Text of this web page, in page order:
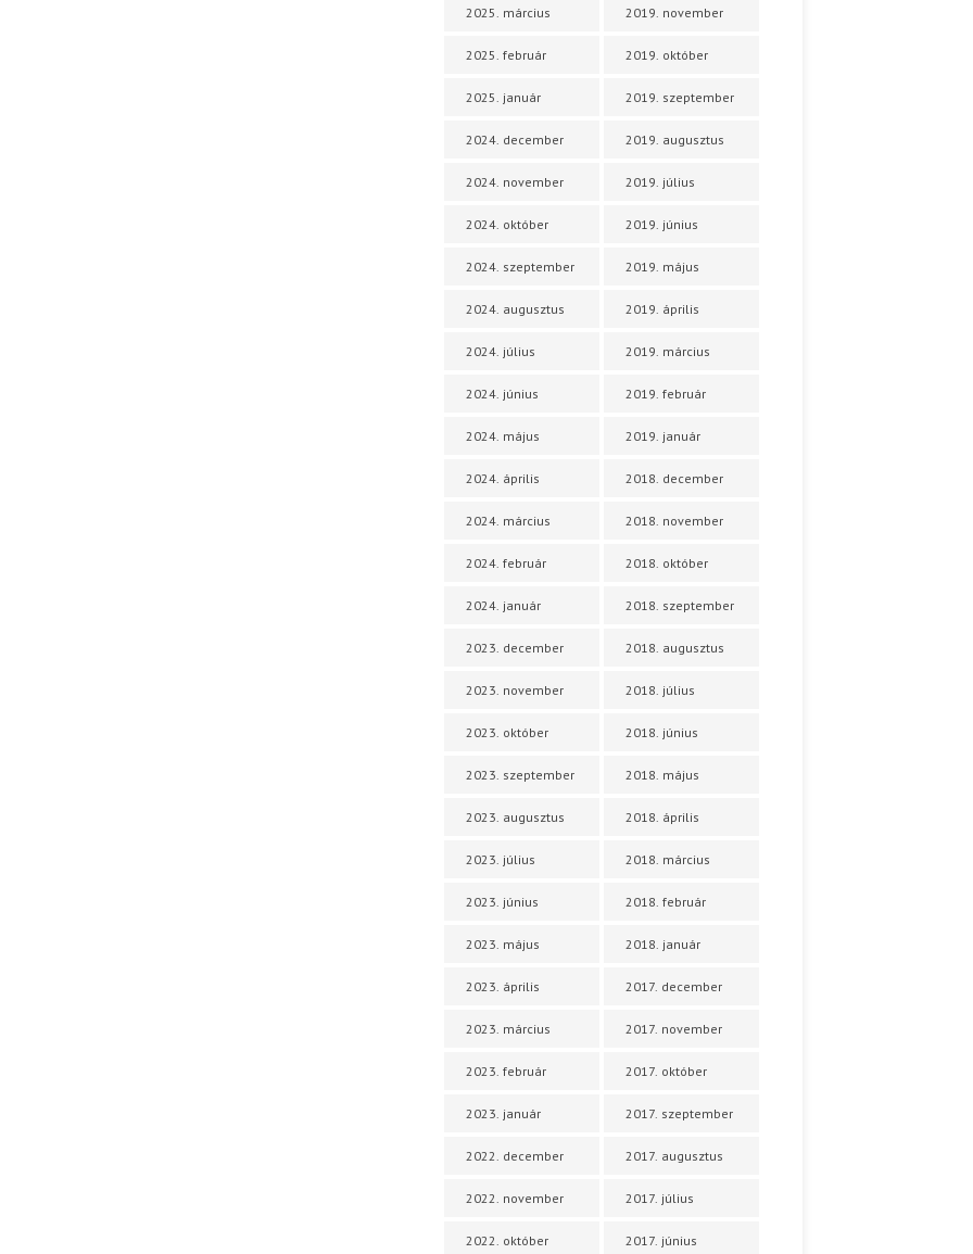
2025. március
2025. február
2025. január
2024. december
2024. november
2024. október
2024. szeptember
2024. augusztus
2024. július
2024. június
2024. május
2024. április
2024. március
2024. február
2024. január
2023. december
2023. november
2023. október
2023. szeptember
2023. augusztus
2023. július
2023. június
2023. május
2023. április
2023. március
2023. február
2023. január
2022. december
2022. november
2022. október
2019. november
2019. október
2019. szeptember
2019. augusztus
2019. július
2019. június
2019. május
2019. április
2019. március
2019. február
2019. január
2018. december
2018. november
2018. október
2018. szeptember
2018. augusztus
2018. július
2018. június
2018. május
2018. április
2018. március
2018. február
2018. január
2017. december
2017. november
2017. október
2017. szeptember
2017. augusztus
2017. július
2017. június